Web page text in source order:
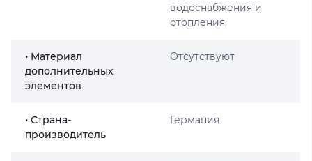
водоснабжения и
отопления
• Материал
дополнительных
элементов
Отсутствуют
• Страна-
производитель
Германия